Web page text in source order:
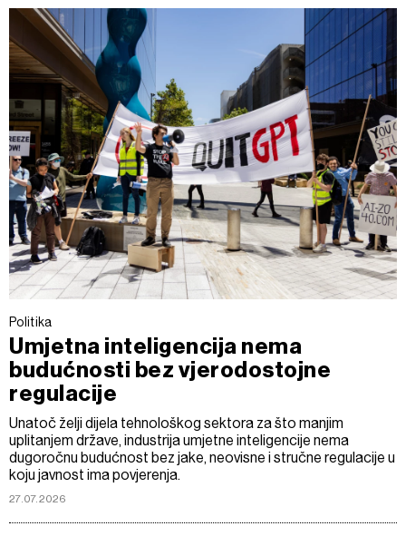
Politika
Umjetna inteligencija nema
budućnosti bez vjerodostojne
regulacije
Unatoč želji dijela tehnološkog sektora za što manjim
uplitanjem države, industrija umjetne inteligencije nema
dugoročnu budućnost bez jake, neovisne i stručne regulacije u
koju javnost ima povjerenja.
27.07.2026